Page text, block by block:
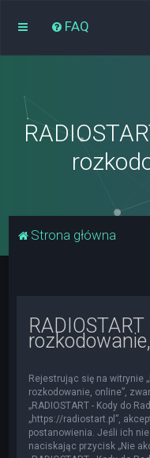
FAQ
Strona główna
Rejestrując się na witrynie
rozkodowanie, online”,
„RADIOSTART - Kody do
„https://radiostart.pl”,
postanowienia. Jeśli ich
naciskając przycisk „Nie